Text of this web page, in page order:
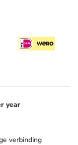
year
verbinding